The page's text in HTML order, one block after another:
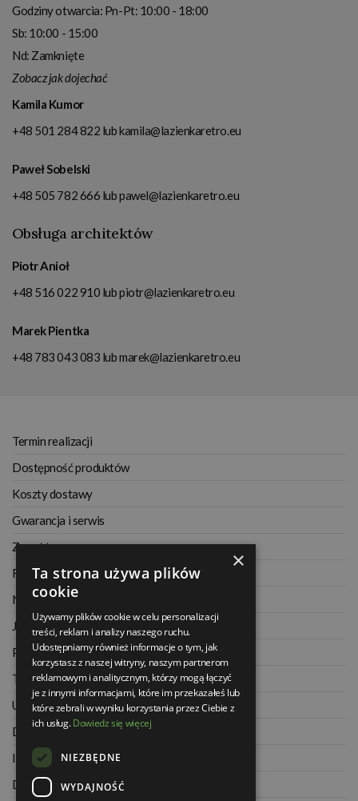
Godziny otwarcia: Pn-Pt: 10:00 - 18:00
Sb: 10:00 - 15:00
Nd: Zamknięte
Zobacz jak dojechać
Kamila Kumor
+48 501 284 822 lubkamila@lazienkaretro.eu
Paweł Sobelski
+48 505 782 666 lubpawel@lazienkaretro.eu
Obsługa architektów
Piotr Anioł
+48 516 022 910 lubpiotr@lazienkaretro.eu
Marek Pientka
+48 783 043 083 lubmarek@lazienkaretro.eu
Termin realizacji
Dostępność produktów
Koszty dostawy
Gwarancja i serwis
Zwrot towaru
Regulamin
Najczęściej zadawane pytania
Jak kupować na raty
Polityka prywatności
Twoje zamówienia
Ustawienia konta
Dane kontaktowe
Informacje o firmie
Dla architektów
×
Ta strona używa plików
cookie
Używamy plików cookie w celu personalizacji
treści, reklam i analizy naszego ruchu.
Udostępniamy również informacje o tym, jak
korzystasz z naszej witryny, naszym partnerom
reklamowym i analitycznym, którzy mogą łączyć
je z innymi informacjami, które im przekazałeś lub
które zebrali w wyniku korzystania przez Ciebie z
ich usług.Dowiedz się więcej
NIEZBĘDNE
WYDAJNOŚĆ